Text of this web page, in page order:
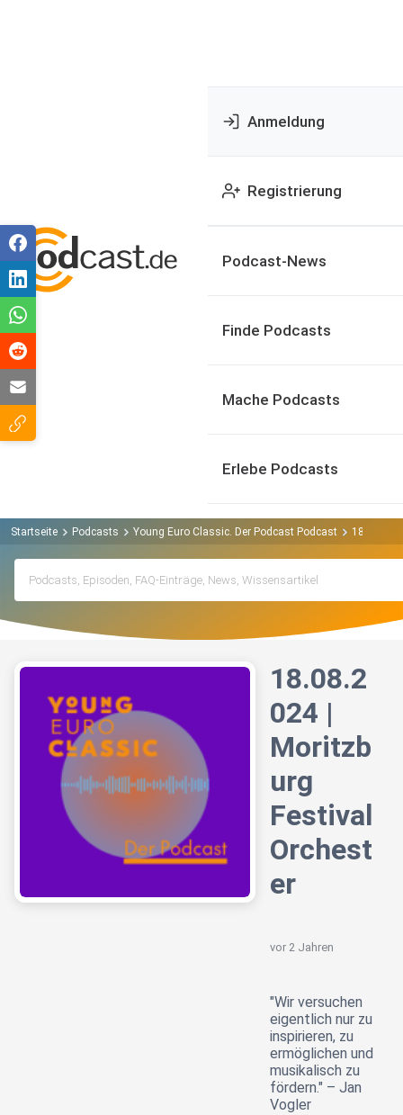
Anmeldung
Registrierung
Podcast-News
Finde Podcasts
Mache Podcasts
Erlebe Podcasts
Startseite Podcasts Young Euro Classic. Der Podcast Podcast
18.08.2
024 |
Moritzb
urg
Festival
Orchest
er
vor 2 Jahren
"Wir versuchen
eigentlich nur zu
inspirieren, zu
ermöglichen und
musikalisch zu
fördern." – Jan
Vogler